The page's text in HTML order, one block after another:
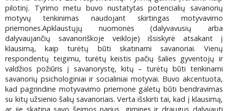
pilotinį. Tyrimo metu buvo nustatytas potencialių savanorių
motyvų tenkinimas naudojant skirtingas motyvavimo
priemones.Apklaustųjų nuomonės (dalyvavusių arba
dalyvaujančių savanoriškoje veikloje) išsiskyrė atsakant į
klausimą, kaip turėtų būti skatinami savanoriai. Vienų
respondentų teigimu, turėtų keistis pačių šalies gyventojų ir
valdžios požiūris į savanorystę, kitų – turėtų būti tenkinami
savanorių psichologiniai ir socialiniai motyvai. Buvo akcentuota,
kad pagrindine motyvavimo priemone galėtų būti bendravimas
su kitų užsienio šalių savanoriais. Verta išskirti tai, kad į klausimą,